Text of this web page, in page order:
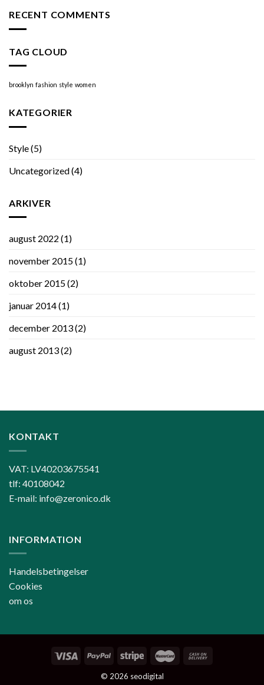
RECENT COMMENTS
TAG CLOUD
brooklyn fashion style women
KATEGORIER
Style(5)
Uncategorized(4)
ARKIVER
august 2022 (1)
november 2015(1)
oktober 2015(2)
januar 2014(1)
december 2013(2)
august 2013(2)
KONTAKT
VAT: LV40203675541
tlf: 40108042
E-mail: info@zeronico.dk
INFORMATION
Handelsbetingelser
Cookies
om os
© 2026 seodigital